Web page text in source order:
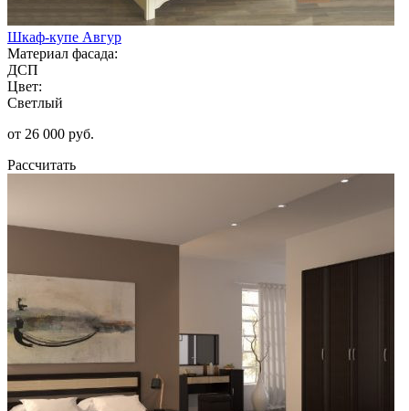
Шкаф-купе Авгур
Материал фасада:
ДСП
Цвет:
Светлый
от 26 000 руб.
Рассчитать